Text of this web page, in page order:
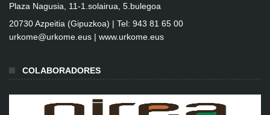
Plaza Nagusia, 11-1.solairua, 5.bulegoa
20730 Azpeitia (Gipuzkoa) | Tel: 943 81 65 00
urkome@urkome.eus | www.urkome.eus
COLABORADORES